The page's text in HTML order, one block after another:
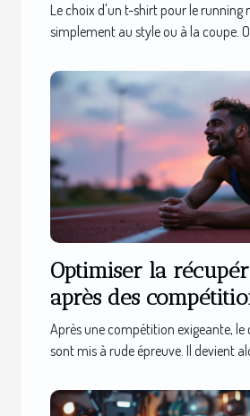
Le choix d'un t-shirt pour le running
simplement au style ou à la coupe.
Optimiser la
après des
exigeantes
Après une compétition exigeante, le
sont mis à rude épreuve. Il devient